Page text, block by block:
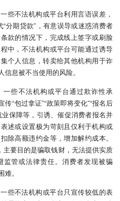
些不法机构或平台利用言语误差，
“分期贷款”，有意误导或迷惑消费者
款的情况下，完成线上签字或刷脸
中，不法机构或平台可能通过诱导
个人信息，转卖给其他机构用于诈
息被不当使用的风险。
些不法机构或平台通过欺诈性承
“包过拿证”“政策即将变化”“报名后
保障等，引诱、催促消费者报名并
述或设置极为苛刻且仅利于机构或
除高额违约金等，增加解约成本。
主要目的是骗取钱财，无法提供实质
监管或法律责任。消费者发现被骗
。
些不法机构或平台只宣传较低的表